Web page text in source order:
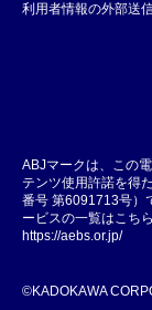
利用者情報の外部送
ABJマークは、この
テンツ使用許諾を得
番号 第6091713号）
ービスの一覧はこちら
https://aebs.or.jp/
©KADOKAWA